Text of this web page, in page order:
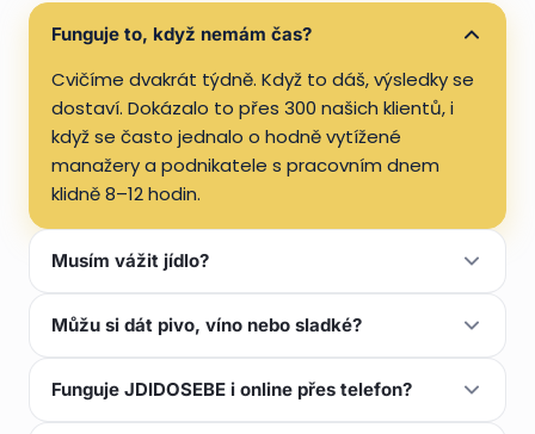
Funguje to, když nemám čas?
Cvičíme dvakrát týdně. Když to dáš, výsledky se
dostaví. Dokázalo to přes 300 našich klientů, i
když se často jednalo o hodně vytížené
manažery a podnikatele s pracovním dnem
klidně 8–12 hodin.
Musím vážit jídlo?
sacharidů, palec tuků, pěst zeleniny. Bez
tabulek a bez vážení. Najdeš se v tom za pár
dní.
Můžu si dát pivo, víno nebo sladké?
krom cvičení velká část věnována i výživě a jak
na to.
Funguje JDIDOSEBE i online přes telefon?